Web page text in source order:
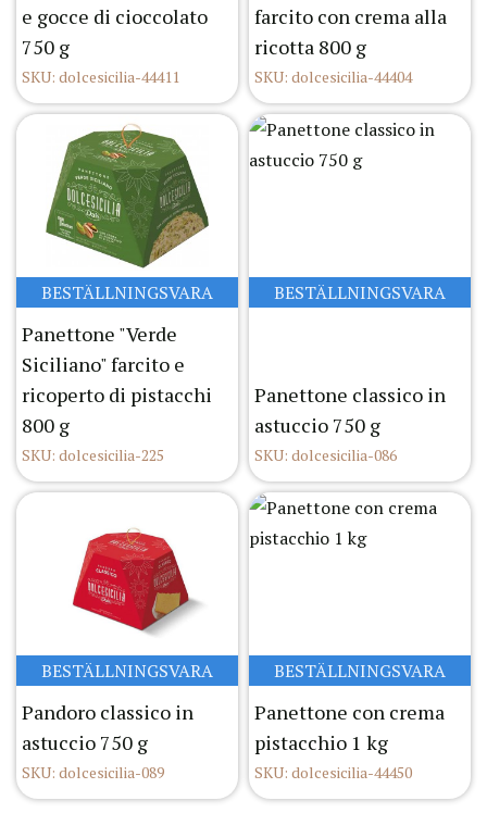
e gocce di cioccolato
750 g
SKU: dolcesicilia-44411
farcito con crema alla
ricotta 800 g
SKU: dolcesicilia-44404
BESTÄLLNINGSVARA
Panettone "Verde
Siciliano" farcito e
ricoperto di pistacchi
800 g
SKU: dolcesicilia-225
BESTÄLLNINGSVARA
Panettone classico in
astuccio 750 g
SKU: dolcesicilia-086
BESTÄLLNINGSVARA
Pandoro classico in
astuccio 750 g
SKU: dolcesicilia-089
BESTÄLLNINGSVARA
Panettone con crema
pistacchio 1 kg
SKU: dolcesicilia-44450